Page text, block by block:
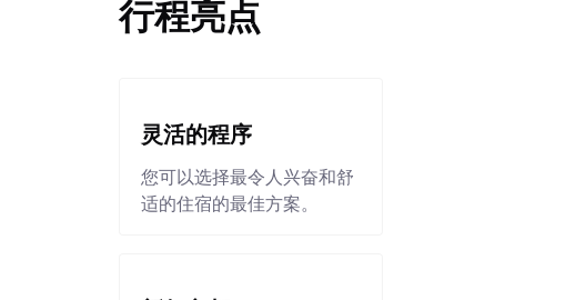
行程亮点
灵活的程序
您可以选择最令人兴奋和舒
适的住宿的最佳方案。